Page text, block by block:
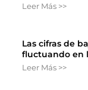
Leer Más >>
Las cifras de
fluctuando en
Leer Más >>